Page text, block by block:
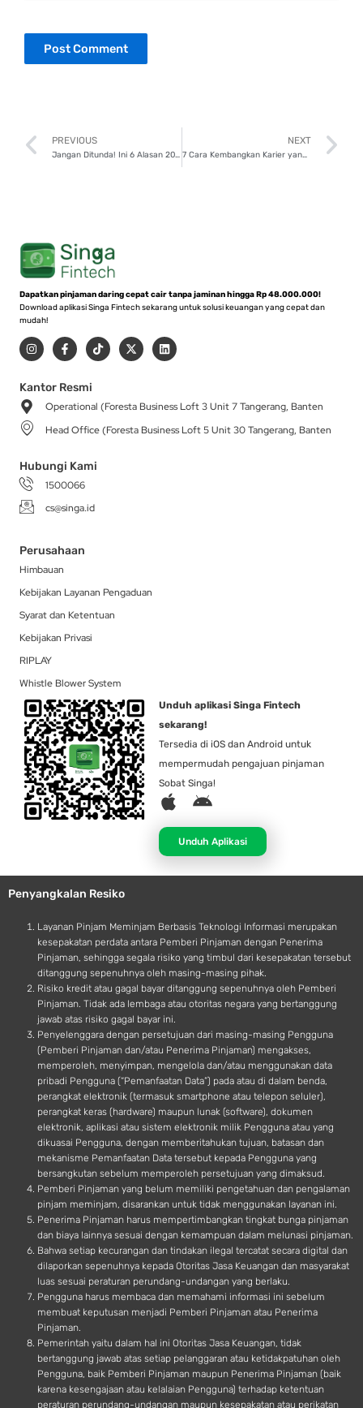
Prev
PREVIOUS
Jangan Ditunda! Ini 6 Alasan 2025 Waktu yang Tepat untuk Mulai Berbisnis
NEXT
7 Cara Kembangkan Karier yang Sukses di 2025, Coba Mulai Sekarang!
Dapatkan pinjaman daring cepat cair tanpa jaminan hingga Rp 48.000.000!
Download aplikasi Singa Fintech sekarang untuk solusi keuangan yang cepat dan
mudah!
I
n
s
a
g
r
a
m
F
a
c
b
o
-
T
i
k
X
-
t
t
r
L
i
n
i
Kantor Resmi
Operational (Foresta Business Loft 3 Unit 7 Tangerang, Banten
Head Office (Foresta Business Loft 5 Unit 30 Tangerang, Banten
Hubungi Kami
1500066
cs@singa.id
Perusahaan
Himbauan
Kebijakan Layanan Pengaduan
Syarat dan Ketentuan
Kebijakan Privasi
RIPLAY
Whistle Blower System
Unduh aplikasi Singa Fintech
sekarang!
Tersedia di iOS dan Android untuk
mempermudah pengajuan pinjaman
Sobat Singa!
A
p
l
e
A
d
r
o
d
Unduh Aplikasi
Penyangkalan Resiko
Layanan Pinjam Meminjam Berbasis Teknologi Informasi merupakan
kesepakatan perdata antara Pemberi Pinjaman dengan Penerima
Pinjaman, sehingga segala risiko yang timbul dari kesepakatan tersebut
ditanggung sepenuhnya oleh masing-masing pihak.
Risiko kredit atau gagal bayar ditanggung sepenuhnya oleh Pemberi
Pinjaman. Tidak ada lembaga atau otoritas negara yang bertanggung
jawab atas risiko gagal bayar ini.
Penyelenggara dengan persetujuan dari masing-masing Pengguna
(Pemberi Pinjaman dan/atau Penerima Pinjaman) mengakses,
memperoleh, menyimpan, mengelola dan/atau menggunakan data
pribadi Pengguna (“Pemanfaatan Data”) pada atau di dalam benda,
perangkat elektronik (termasuk smartphone atau telepon seluler),
perangkat keras (hardware) maupun lunak (software), dokumen
elektronik, aplikasi atau sistem elektronik milik Pengguna atau yang
dikuasai Pengguna, dengan memberitahukan tujuan, batasan dan
mekanisme Pemanfaatan Data tersebut kepada Pengguna yang
bersangkutan sebelum memperoleh persetujuan yang dimaksud.
Pemberi Pinjaman yang belum memiliki pengetahuan dan pengalaman
pinjam meminjam, disarankan untuk tidak menggunakan layanan ini.
Penerima Pinjaman harus mempertimbangkan tingkat bunga pinjaman
dan biaya lainnya sesuai dengan kemampuan dalam melunasi pinjaman.
Bahwa setiap kecurangan dan tindakan ilegal tercatat secara digital dan
dilaporkan sepenuhnya kepada Otoritas Jasa Keuangan dan masyarakat
luas sesuai peraturan perundang-undangan yang berlaku.
Pengguna harus membaca dan memahami informasi ini sebelum
membuat keputusan menjadi Pemberi Pinjaman atau Penerima
Pinjaman.
Pemerintah yaitu dalam hal ini Otoritas Jasa Keuangan, tidak
bertanggung jawab atas setiap pelanggaran atau ketidakpatuhan oleh
Pengguna, baik Pemberi Pinjaman maupun Penerima Pinjaman (baik
karena kesengajaan atau kelalaian Pengguna) terhadap ketentuan
peraturan perundang-undangan maupun kesepakatan atau perikatan